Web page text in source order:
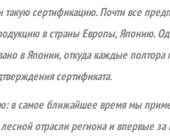
сертификацию. Почти все
в страны Европы, Японию.
в Японии, откуда каждые
сертификата.
в самое ближайшее время мы
отрасли региона и впервые